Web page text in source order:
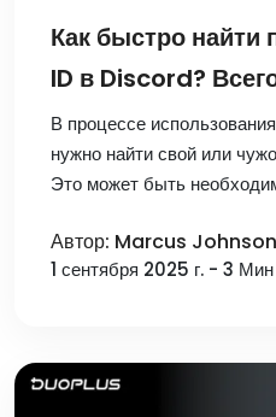
Как быстро найти
ID в Discord?
В процессе
нужно найти свой или
Это может быть
Автор: Marcus Johnson
1 сентября 2025 г. - 3 Мин